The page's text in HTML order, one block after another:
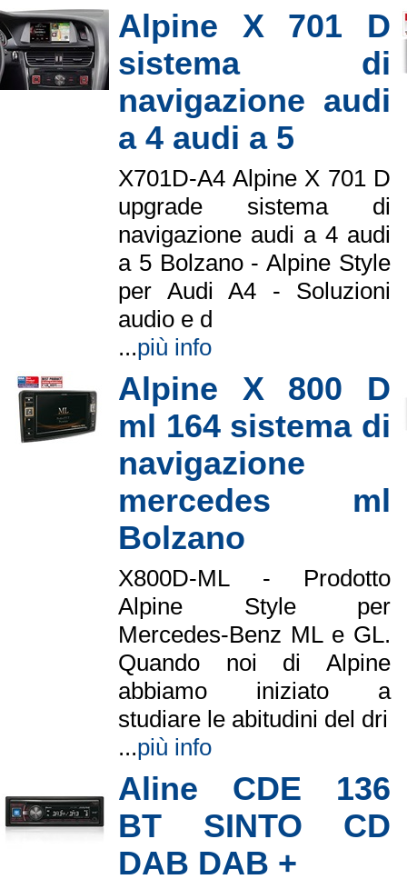
Alpine X 701 D
sistema di
navigazione audi
a 4 audi a 5
X701D-A4 Alpine X 701 D
upgrade sistema di
navigazione audi a 4 audi
a 5 Bolzano - Alpine Style
per Audi A4 - Soluzioni
audio e d
...più info
Alpine X 800 D
ml 164 sistema di
navigazione
mercedes ml
Bolzano
X800D-ML - Prodotto
Alpine Style per
Mercedes-Benz ML e GL.
Quando noi di Alpine
abbiamo iniziato a
studiare le abitudini del dri
...più info
Aline CDE 136
BT SINTO CD
DAB DAB +